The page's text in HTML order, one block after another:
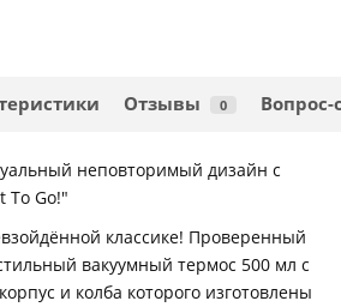
Отзывы 0 Вопрос-
неповторимый дизайн с
To Go!"
классике! Проверенный
вакуумный термос 500 мл с
и колба которого изготовлены